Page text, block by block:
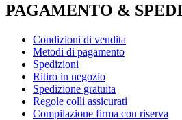
PAGAMENTO &
Condizioni di vendita
Metodi di pagamento
Spedizioni
Ritiro in negozio
Spedizione gratuita
Regole colli assicurati
Compilazione firma con riserva